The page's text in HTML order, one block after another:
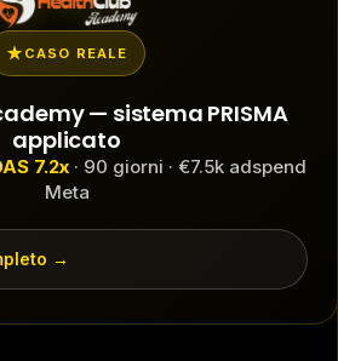
CASO REALE
— sistema PRISMA
applicato
7.2x · 90 giorni · €7.5k adspend
Meta
→